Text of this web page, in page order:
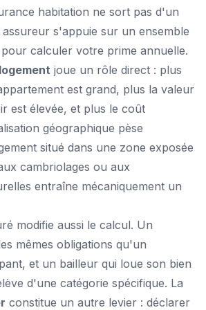
habitation ne sort pas d'un
s'appuie sur un ensemble
calculer votre prime annuelle.
joue un rôle direct : plus
est grand, plus la valeur
est élevée, et plus le coût
géographique pèse
situé dans une zone exposée
cambriolages ou aux
entraîne mécaniquement un
modifie aussi le calcul. Un
mêmes obligations qu'un
et un bailleur qui loue son bien
d'une catégorie spécifique. La
constitue un autre levier : déclarer